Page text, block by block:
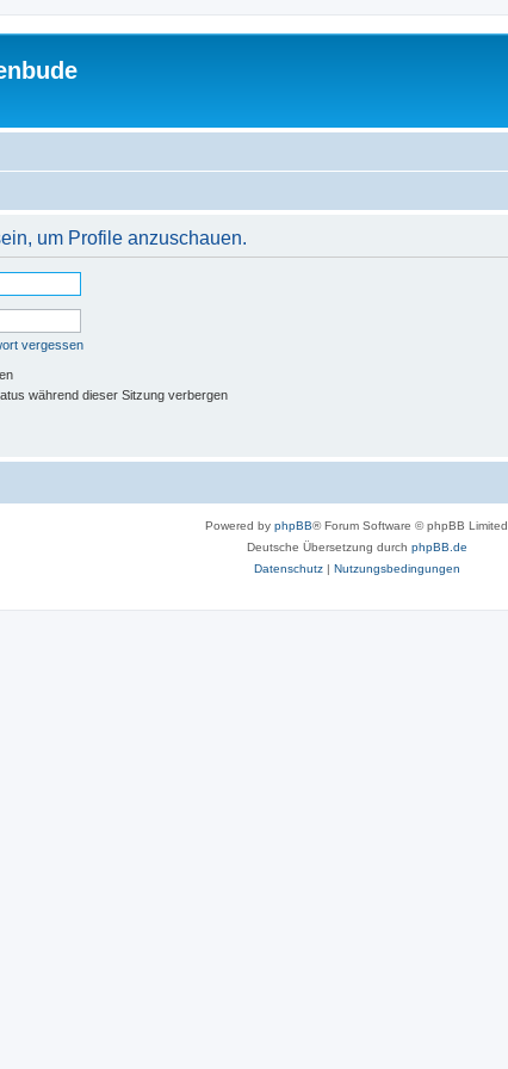
um Profile anzuschauen.
vergessen
während dieser Sitzung verbergen
Powered by phpBB® Forum Software © phpBB Limited
Deutsche Übersetzung durch phpBB.de
Datenschutz| Nutzungsbedingungen